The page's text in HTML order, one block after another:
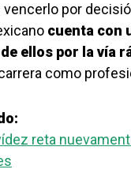
por
cuenta con
ellos por la vía
como
reta